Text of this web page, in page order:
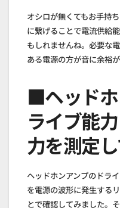
オシロが無くてもお手持
に繋げることで電流供給
もしれませんね。必要な
ある電源の方が音に余裕
■ヘッド
ライブ能
力を測定
ヘッドホンアンプのドラ
を電源の波形に発生する
とで確認してみました。